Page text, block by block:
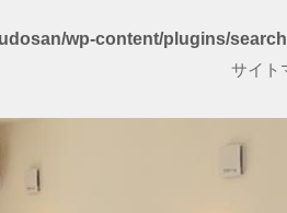
wp-content/plugins/
サイト